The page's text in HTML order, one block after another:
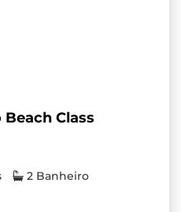
Class
2 Banheiro